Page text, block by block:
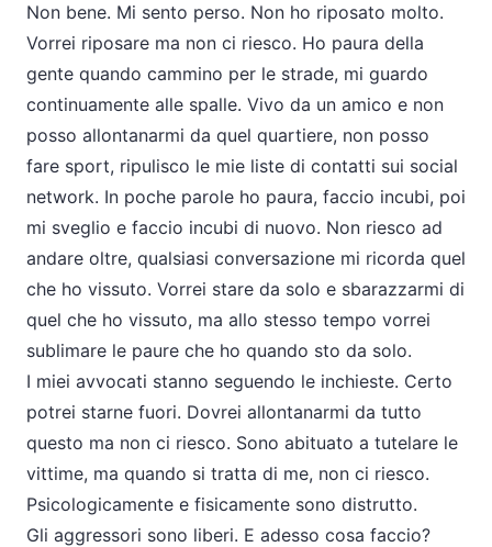
Non bene. Mi sento perso. Non ho riposato molto.
Vorrei riposare ma non ci riesco. Ho paura della
gente quando cammino per le strade, mi guardo
continuamente alle spalle. Vivo da un amico e non
posso allontanarmi da quel quartiere, non posso
fare sport, ripulisco le mie liste di contatti sui social
network. In poche parole ho paura, faccio incubi, poi
mi sveglio e faccio incubi di nuovo. Non riesco ad
andare oltre, qualsiasi conversazione mi ricorda quel
che ho vissuto. Vorrei stare da solo e sbarazzarmi di
quel che ho vissuto, ma allo stesso tempo vorrei
sublimare le paure che ho quando sto da solo.
I miei avvocati stanno seguendo le inchieste. Certo
potrei starne fuori. Dovrei allontanarmi da tutto
questo ma non ci riesco. Sono abituato a tutelare le
vittime, ma quando si tratta di me, non ci riesco.
Psicologicamente e fisicamente sono distrutto.
Gli aggressori sono liberi. E adesso cosa faccio?